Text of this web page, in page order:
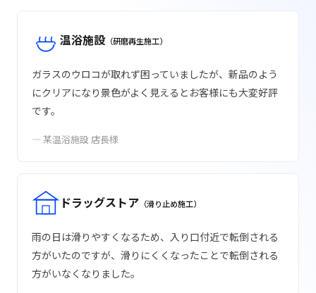
温浴施設（研磨再生施工）
ガラスのウロコが取れず困っていましたが、新品のよう
にクリアになり景色がよく見えるとお客様にも大変好評
です。
— 某温浴施設 店長様
ドラッグストア （滑り止め施工）
雨の日は滑りやすくなるため、入り口付近で転倒される
方がいたのですが、滑りにくくなったことで転倒される
方がいなくなりました。